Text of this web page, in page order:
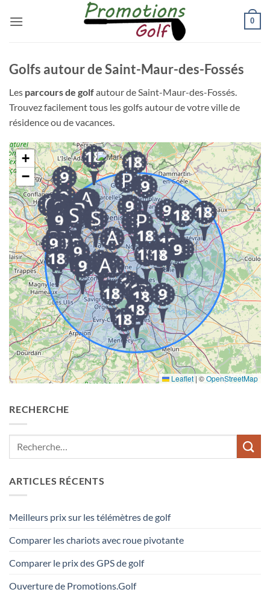
0
Golfs autour de Saint-Maur-des-Fossés
Les parcours de golfautour de Saint-Maur-des-Fossés.
Trouvez facilement tous les golfs autour de votre ville de
résidence ou de vacances.
+
−
Leaflet | ©OpenStreetMap
RECHERCHE
ARTICLES RÉCENTS
Meilleurs prix sur les télémètres de golf
Comparer les chariots avec roue pivotante
Comparer le prix des GPS de golf
Ouverture de Promotions.Golf